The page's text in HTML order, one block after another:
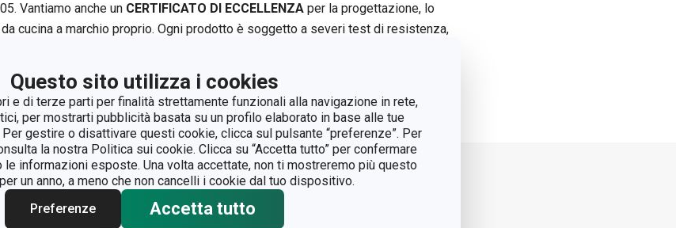
Questo sito utilizza i cookies
e di terze parti per finalità strettamente funzionali alla navigazione in rete,
per mostrarti pubblicità basata su un profilo elaborato in base alle tue
gestire o disattivare questi cookie, clicca sul pulsante “preferenze”. Per
la nostra Politica sui cookie. Clicca su “Accetta tutto” per confermare
informazioni esposte. Una volta accettate, non ti mostreremo più questo
un anno, a meno che non cancelli i cookie dal tuo dispositivo.
Preferenze
Accetta tutto
Vantiamo anche un CERTIFICATO DI ECCELLENZA per la progettazione, lo
cucina a marchio proprio. Ogni prodotto è soggetto a severi test di resistenza,
dato è registrato ed analizzato scrupolosamente, ed ogni lotto è testato e